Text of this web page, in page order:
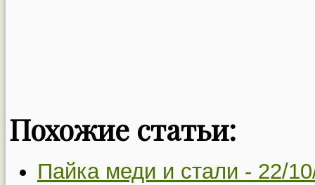
Похожие статьи:
Пайка меди и стали - 22/